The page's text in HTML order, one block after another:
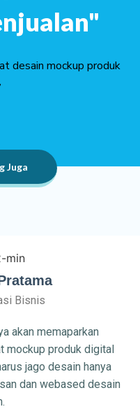
desain mockup produk
Juga
Bisnis
akan memaparkan
mockup produk digital
jago desain hanya
dan webased desain